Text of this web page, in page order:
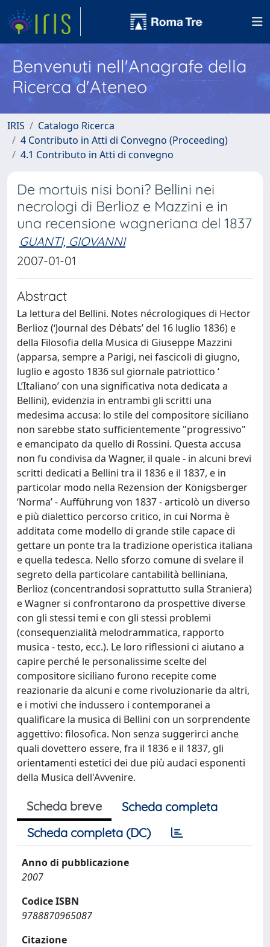
Benvenuti nell'Anagrafe della
Ricerca d'Ateneo
IRIS
Catalogo Ricerca
4 Contributo in Atti di Convegno (Proceeding)
4.1 Contributo in Atti di convegno
De mortuis nisi boni? Bellini nei
necrologi di Berlioz e Mazzini e in
una recensione wagneriana del 1837
GUANTI, GIOVANNI
2007-01-01
Abstract
La lettura del Bellini. Notes nécrologiques di Hector
Berlioz (‘Journal des Débats’ del 16 luglio 1836) e
della Filosofia della Musica di Giuseppe Mazzini
(apparsa, sempre a Parigi, nei fascicoli di giugno,
luglio e agosto 1836 sul giornale patriottico ‘
L’Italiano’ con una significativa nota dedicata a
Bellini), evidenzia in entrambi gli scritti una
medesima accusa: lo stile del compositore siciliano
non sarebbe stato sufficientemente "progressivo"
e emancipato da quello di Rossini. Questa accusa
non fu condivisa da Wagner, il quale - in alcuni brevi
scritti dedicati a Bellini tra il 1836 e il 1837, e in
particolar modo nella Rezension der Königsberger
‘Norma’ - Aufführung von 1837 - articolò un diverso
e più dialettico percorso critico, in cui Norma è
additata come modello di grande stile capace di
gettare un ponte tra la tradizione operistica italiana
e quella tedesca. Nello sforzo comune di svelare il
segreto della particolare cantabilità belliniana,
Berlioz (concentrandosi soprattutto sulla Straniera)
e Wagner si confrontarono da prospettive diverse
con gli stessi temi e con gli stessi problemi
(consequenzialità melodrammatica, rapporto
musica - testo, ecc.). Le loro riflessioni ci aiutano a
capire perché le personalissime scelte del
compositore siciliano furono recepite come
reazionarie da alcuni e come rivoluzionarie da altri,
e i motivi che indussero i contemporanei a
qualificare la musica di Bellini con un sorprendente
aggettivo: filosofica. Non senza suggerirci anche
quali dovettero essere, fra il 1836 e il 1837, gli
orientamenti estetici dei due più audaci esponenti
della Musica dell'Avvenire.
Scheda breve
Scheda completa
Scheda completa (DC)
Anno di pubblicazione
2007
Codice ISBN
9788870965087
Citazione